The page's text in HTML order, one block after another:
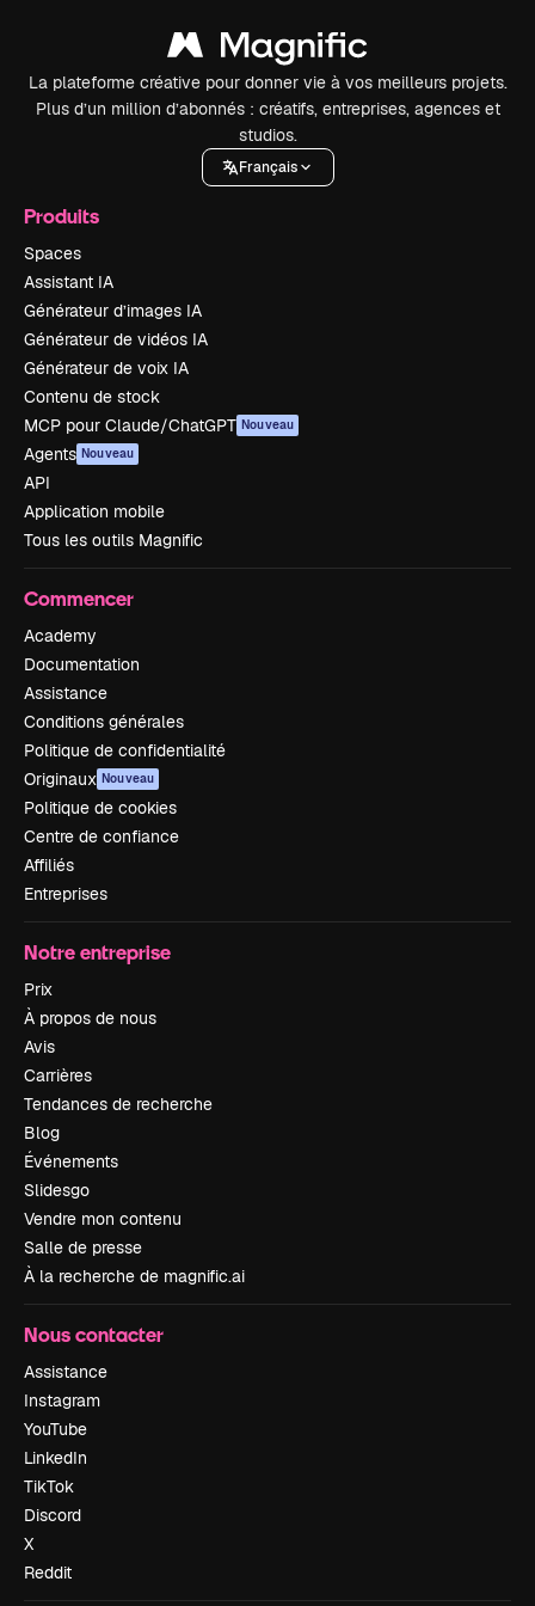
La plateforme créative pour donner vie à vos meilleurs projets.
Plus d’un million d’abonnés : créatifs, entreprises, agences et
studios.
Français
Produits
Spaces
Assistant IA
Générateur d’images IA
Générateur de vidéos IA
Générateur de voix IA
Contenu de stock
MCP pour Claude/ChatGPT Nouveau
Agents Nouveau
API
Application mobile
Tous les outils Magnific
Commencer
Academy
Documentation
Assistance
Conditions générales
Politique de confidentialité
Originaux Nouveau
Politique de cookies
Centre de confiance
Affiliés
Entreprises
Notre entreprise
Prix
À propos de nous
Avis
Carrières
Tendances de recherche
Blog
Événements
Slidesgo
Vendre mon contenu
Salle de presse
À la recherche de magnific.ai
Nous contacter
Assistance
Instagram
YouTube
LinkedIn
TikTok
Discord
X
Reddit